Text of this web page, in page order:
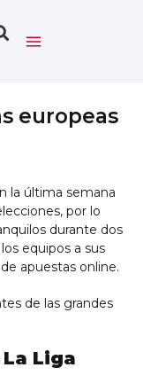
europeas
la última semana
por lo
durante dos
equipos a sus
apuestas online.
de las grandes
Liga